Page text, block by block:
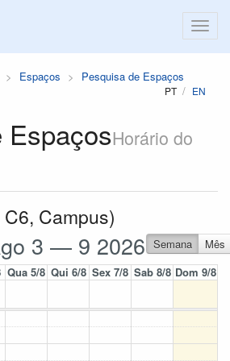
Espaços Pesquisa de Espaços
PT EN
EspaçosHorário do
Campus)
3 — 9 2026 Semana
Mês
Qua 5/8 Qui 6/8 Sex 7/8 Sab 8/8 Dom 9/8